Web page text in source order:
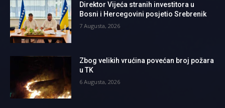
Direktor Vijeća stranih investitora u
Bosni i Hercegovini posjetio Srebrenik
7 Augusta, 2026
Zbog velikih vrućina povećan broj požara
u TK
6 Augusta, 2026